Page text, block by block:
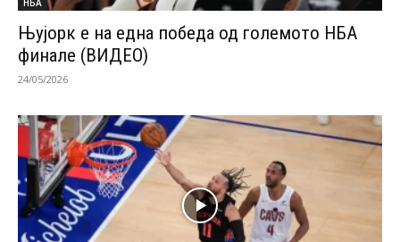
НБА
Њујорк е на една победа од големото НБА
финале (ВИДЕО)
24/05/2026